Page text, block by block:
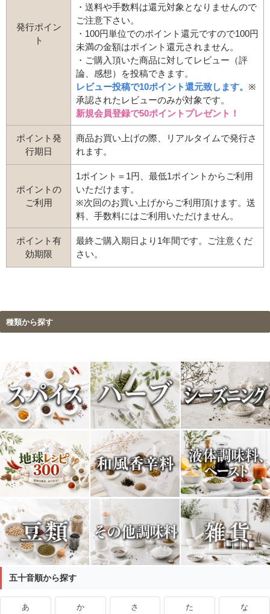
発行ポイン
ト
・送料や手数料は還元対象となりませんので
ご注意下さい。
・100円単位でのポイント還元ですので100円
未満の金額はポイント還元されません。
・ご購入頂いた商品に対してレビュー（評
論、感想）を投稿できます。
レビュー投稿で10ポイント還元致します。 ※
承認されたレビューのみが対象です。
新規会員登録で50ポイントプレゼント！
ポイント発
行期日
商品お買い上げの際、リアルタイムで発行さ
れます。
ポイントの
ご利用
1ポイント＝1円、最低1ポイントからご利用
いただけます。
※次回のお買い上げからご利用頂けます。送
料、手数料にはご利用いただけません。
ポイント有
効期限
最終ご購入期日より1年間です。ご注意くだ
さい。
種類から探す
五十音順から探す
あ か さ た な